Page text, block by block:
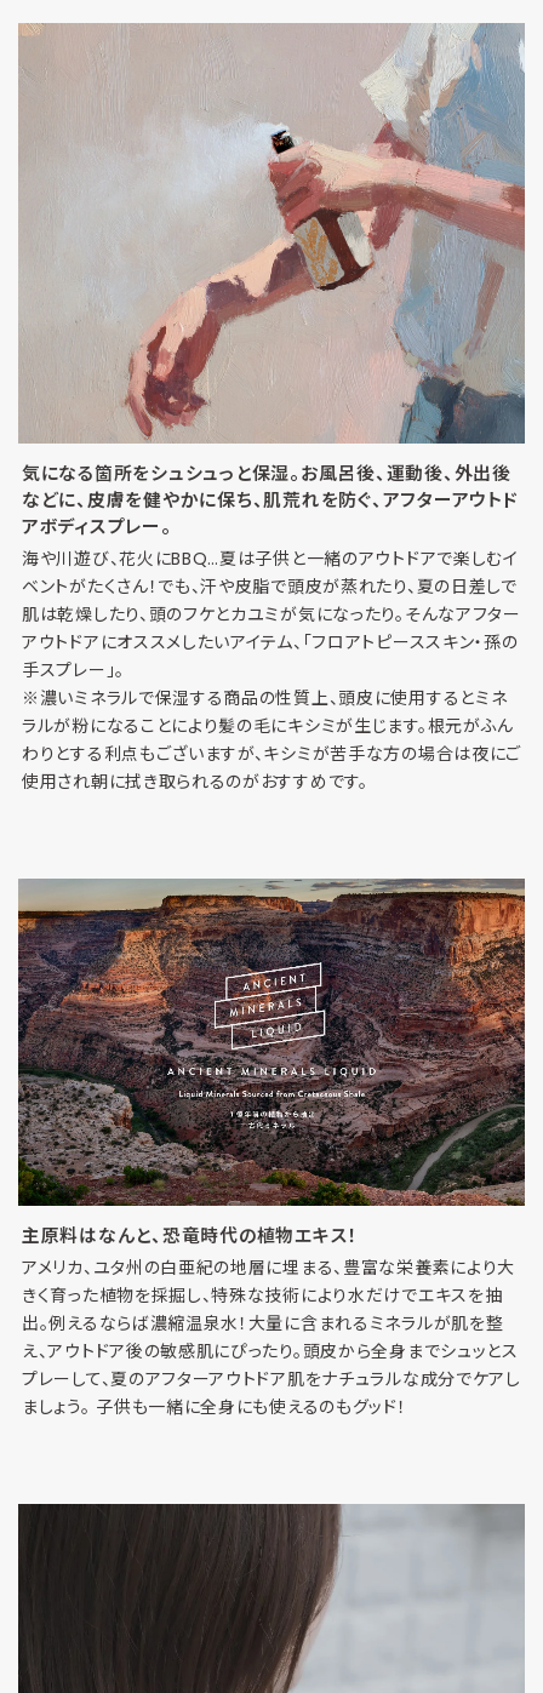
気になる箇所をシュシュっと保湿。お風呂後、運動後、外出後
などに、皮膚を健やかに保ち、肌荒れを防ぐ、アフターアウトド
アボディスプレー。
海や川遊び、花火にBBQ…夏は子供と一緒のアウトドアで楽しむイ
ベントがたくさん！でも、汗や皮脂で頭皮が蒸れたり、夏の日差しで
肌は乾燥したり、頭のフケとカユミが気になったり。そんなアフター
アウトドアにオススメしたいアイテム、「フロアトピーススキン・孫の
手スプレー」。
※濃いミネラルで保湿する商品の性質上、頭皮に使用するとミネ
ラルが粉になることにより髪の毛にキシミが生じます。根元がふん
わりとする利点もございますが、キシミが苦手な方の場合は夜にご
使用され朝に拭き取られるのがおすすめです。
主原料はなんと、恐竜時代の植物エキス！
アメリカ、ユタ州の白亜紀の地層に埋まる、豊富な栄養素により大
きく育った植物を採掘し、特殊な技術により水だけでエキスを抽
出。例えるならば濃縮温泉水！大量に含まれるミネラルが肌を整
え、アウトドア後の敏感肌にぴったり。頭皮から全身までシュッとス
プレーして、夏のアフターアウトドア肌をナチュラルな成分でケアし
ましょう。 子供も一緒に全身にも使えるのもグッド！